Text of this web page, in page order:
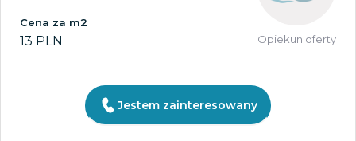
Cena za m2
13 PLN Opiekun oferty
Jestem zainteresowany